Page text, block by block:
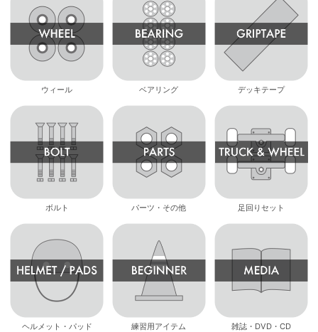
ウィール ベアリング デッキテープ
ボルト パーツ・その他 足回りセット
ヘルメット・パッド 練習用アイテム 雑誌・DVD・CD